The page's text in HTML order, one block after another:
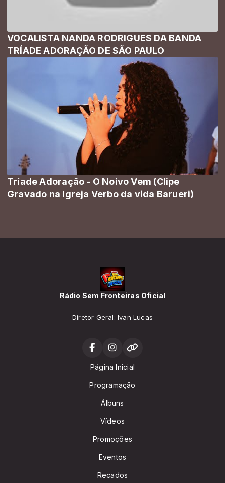
VOCALISTA NANDA RODRIGUES DA BANDA
TRÍADE ADORAÇÃO DE SÃO PAULO
Tríade Adoração - O Noivo Vem (Clipe
Gravado na Igreja Verbo da vida Barueri)
Rádio Sem Fronteiras Oficial
Diretor Geral: Ivan Lucas
Página Inicial
Programação
Álbuns
Vídeos
Promoções
Eventos
Recados